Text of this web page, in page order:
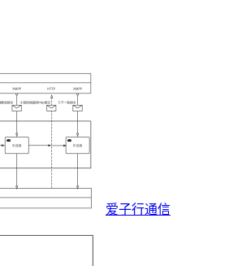
爱子行通信